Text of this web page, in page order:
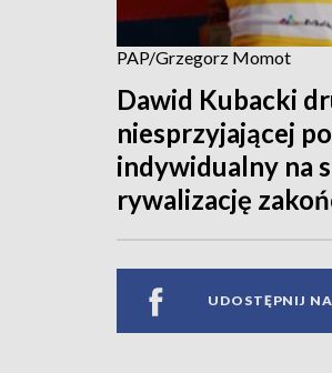
PAP/Grzegorz Momot
Dawid Kubacki
niesprzyjającej
indywidualny na
rywalizację
UDOSTĘPNIJ